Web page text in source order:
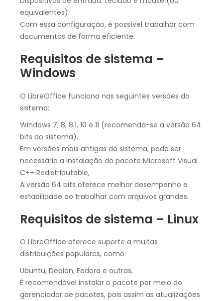
equivalentes).
Com essa configuração, é possível trabalhar com
documentos de forma eficiente.
Requisitos de sistema –
Windows
O LibreOffice funciona nas seguintes versões do
sistema:
Windows 7, 8, 8.1, 10 e 11 (recomenda-se a versão 64
bits do sistema),
Em versões mais antigas do sistema, pode ser
necessária a instalação do pacote Microsoft Visual
C++ Redistributable,
A versão 64 bits oferece melhor desempenho e
estabilidade ao trabalhar com arquivos grandes.
Requisitos de sistema – Linux
O LibreOffice oferece suporte a muitas
distribuições populares, como:
Ubuntu, Debian, Fedora e outras,
É recomendável instalar o pacote por meio do
gerenciador de pacotes, pois assim as atualizações